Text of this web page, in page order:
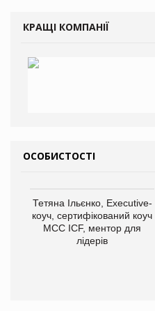
КРАЩІ КОМПАНІЇ
ОСОБИСТОСТІ
Тетяна Ільєнко, Executive-
коуч, сертифікований коуч
МСС ICF, ментор для
лідерів